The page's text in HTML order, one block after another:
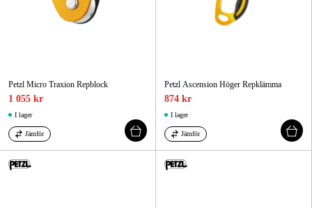
Petzl Micro Traxion Repblock
1 055 kr
I lager
Jämför
Petzl Ascension Höger Repklämma
874 kr
I lager
Jämför